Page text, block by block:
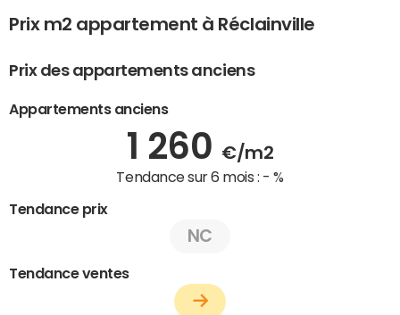
Prix m2 appartement à Réclainville
Prix des appartements anciens
Appartements anciens
1 260 €/m2
Tendance sur 6 mois : - %
Tendance prix
NC
Tendance ventes